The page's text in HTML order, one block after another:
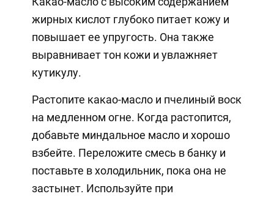
жирных кислот глубоко питает кожу и
повышает ее упругость. Она также
выравнивает тон кожи и увлажняет
кутикулу.
Растопите какао-масло и пчелиный воск
на медленном огне. Когда растопится,
добавьте миндальное масло и хорошо
взбейте. Переложите смесь в банку и
поставьте в холодильник, пока она не
застынет. Используйте при